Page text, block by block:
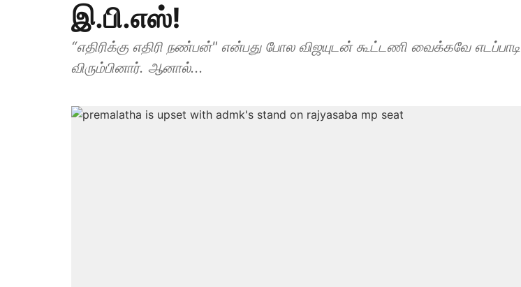
இ.பி.எஸ்!
“எதிரிக்கு எதிரி நண்பன்" என்பது போல விஜயுடன் கூட்டணி வைக்கவே எடப்பாடி
விரும்பினார். ஆனால்...